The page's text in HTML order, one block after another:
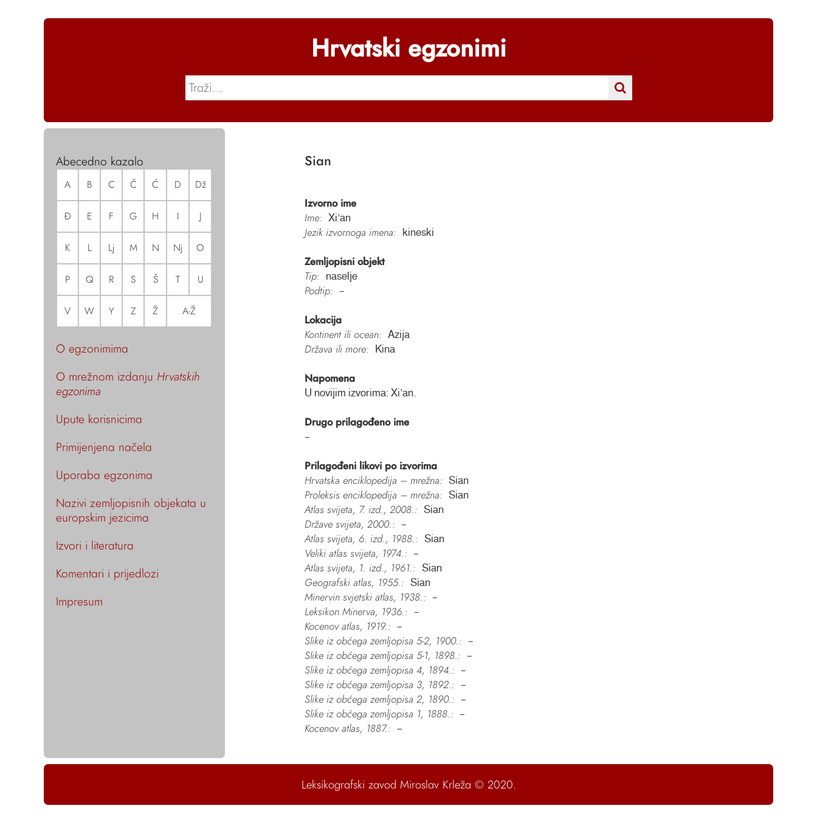
Hrvatski egzonimi
Abecedno kazalo
A B C Č Ć D Dž
Đ E F G H I J
K L Lj M N Nj O
P Q R S Š T U
V W Y Z Ž A-Ž
O egzonimima
O mrežnom izdanju Hrvatskih
egzonima
Upute korisnicima
Primijenjena načela
Uporaba egzonima
Nazivi zemljopisnih objekata u
europskim jezicima
Izvori i literatura
Komentari i prijedlozi
Impresum
Sian
Izvorno ime
Ime:
Xiʼan
Jezik izvornoga imena: kineski
Zemljopisni objekt
Tip:
naselje
Podtip: –
Lokacija
Kontinent ili ocean:
Azija
Država ili more: Kina
Napomena
U novijim izvorima: Xiʼan.
Drugo prilagođeno ime
–
Prilagođeni likovi po izvorima
Hrvatska enciklopedija – mrežna:
Sian
Proleksis enciklopedija – mrežna: Sian
Atlas svijeta, 7. izd., 2008.: Sian
Države svijeta, 2000.: –
Atlas svijeta, 6. izd., 1988.: Sian
Veliki atlas svijeta, 1974.: –
Atlas svijeta, 1. izd., 1961.: Sian
Geografski atlas, 1955.: Sian
Minervin svjetski atlas, 1938.: –
Leksikon Minerva, 1936.: –
Kocenov atlas, 1919.: –
Slike iz obćega zemljopisa 5-2, 1900.: –
Slike iz obćega zemljopisa 5-1, 1898.: –
Slike iz obćega zemljopisa 4, 1894.: –
Slike iz obćega zemljopisa 3, 1892.: –
Slike iz obćega zemljopisa 2, 1890.: –
Slike iz obćega zemljopisa 1, 1888.: –
Kocenov atlas, 1887.: –
Leksikografski zavod Miroslav Krleža © 2020.